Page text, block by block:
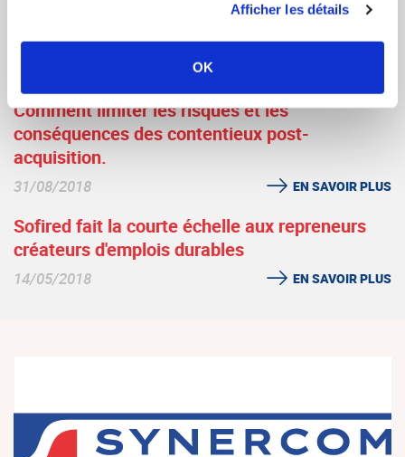
Afficher les détails
OK
CCI LYON MÉTROPOLE - Saint-Etienne
Roanne.
Comment limiter les risques et les
conséquences des contentieux post-
acquisition.
31/08/2018 EN SAVOIR PLUS
Sofired fait la courte échelle aux repreneurs
créateurs d'emplois durables
14/05/2018 EN SAVOIR PLUS